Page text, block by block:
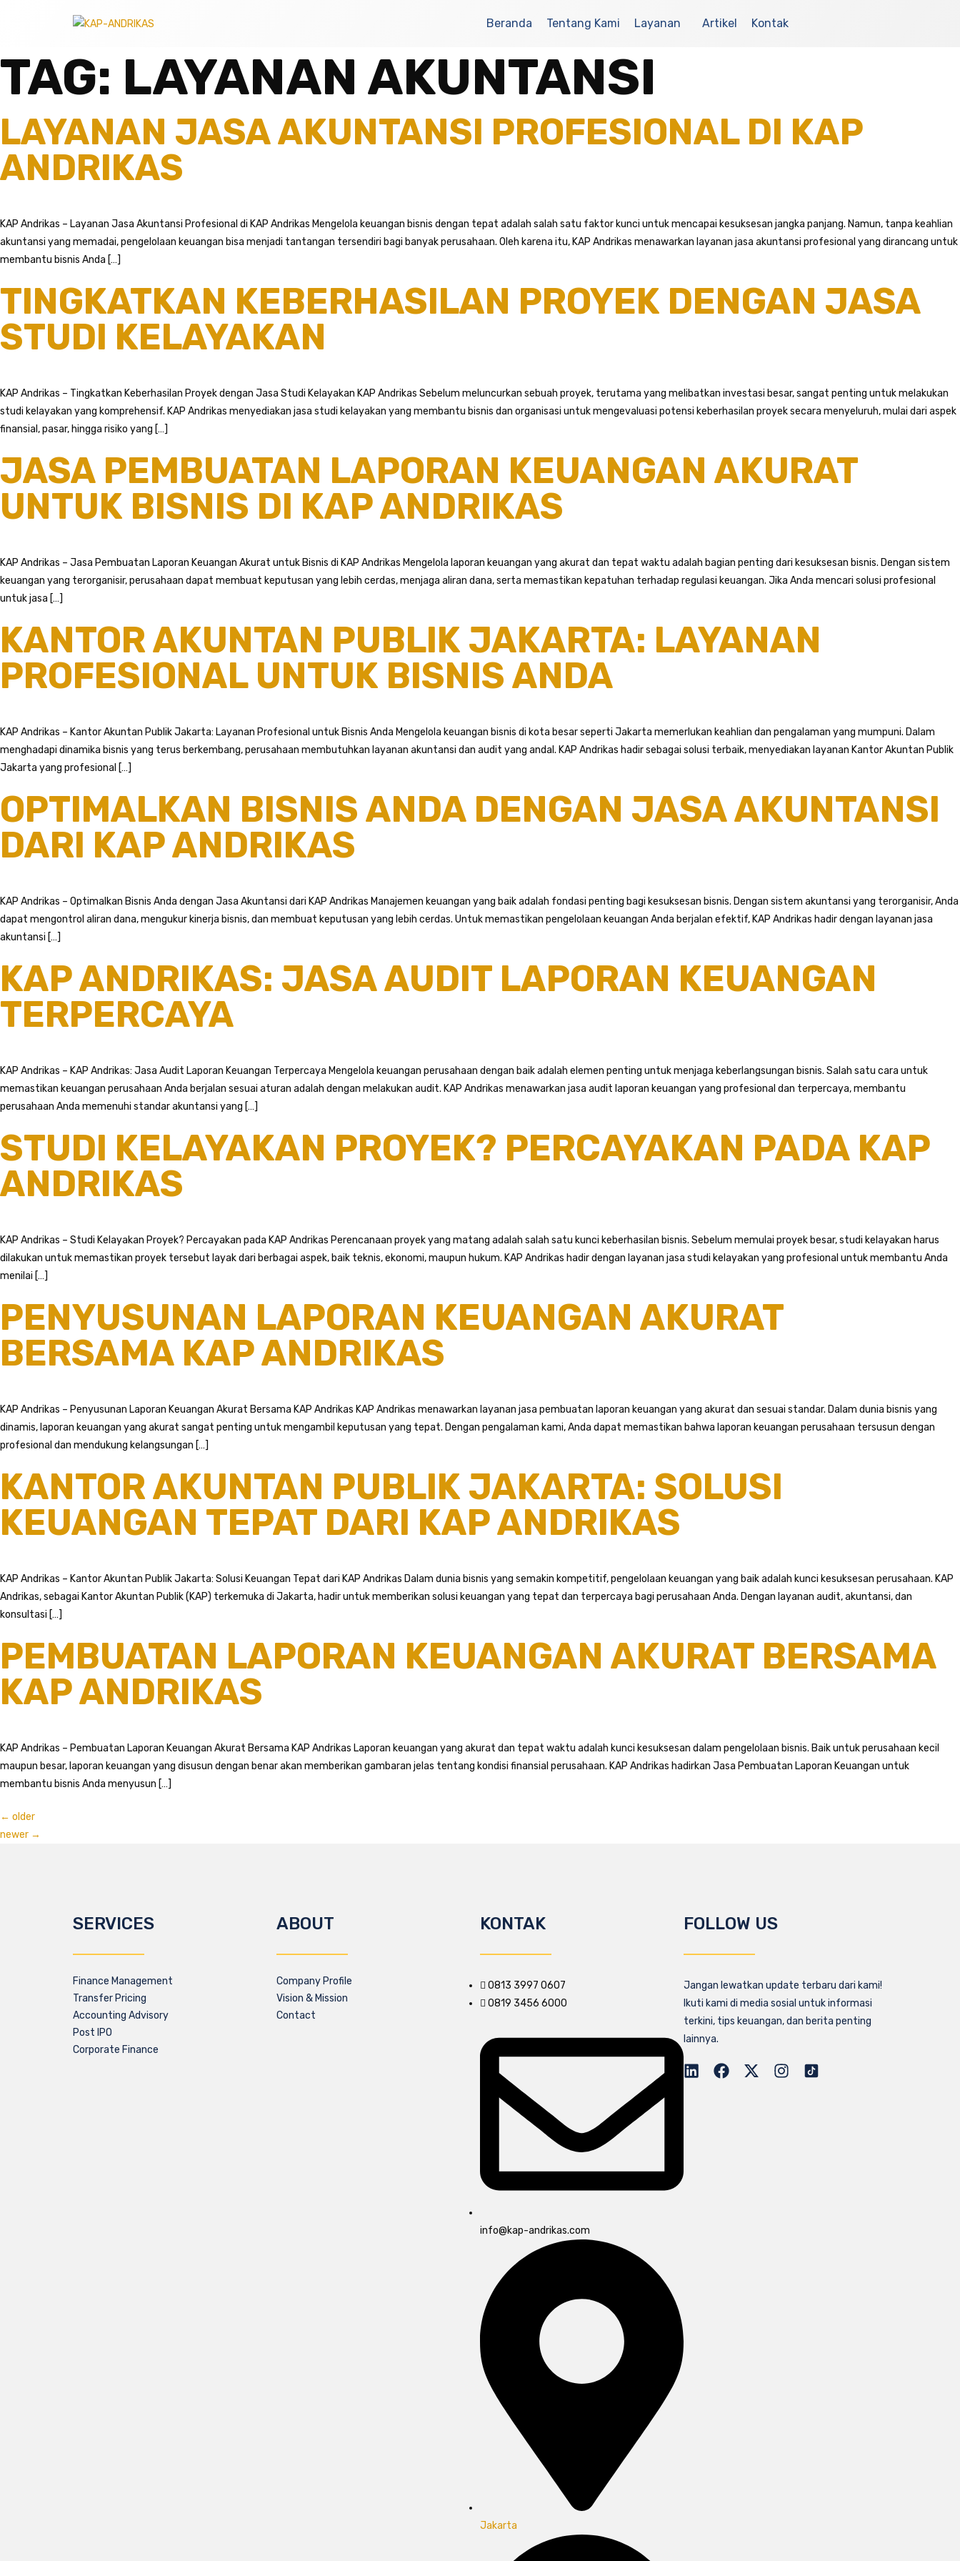
Beranda Tentang Kami Layanan Artikel Kontak
TAG: LAYANAN AKUNTANSI
LAYANAN JASA AKUNTANSI PROFESIONAL DI KAP
ANDRIKAS
KAP Andrikas – Layanan Jasa Akuntansi Profesional di KAP Andrikas Mengelola keuangan bisnis dengan tepat adalah salah satu faktor kunci untuk mencapai kesuksesan jangka panjang. Namun, tanpa keahlian
akuntansi yang memadai, pengelolaan keuangan bisa menjadi tantangan tersendiri bagi banyak perusahaan. Oleh karena itu, KAP Andrikas menawarkan layanan jasa akuntansi profesional yang dirancang untuk
membantu bisnis Anda […]
TINGKATKAN KEBERHASILAN PROYEK DENGAN JASA
STUDI KELAYAKAN
KAP Andrikas – Tingkatkan Keberhasilan Proyek dengan Jasa Studi Kelayakan KAP Andrikas Sebelum meluncurkan sebuah proyek, terutama yang melibatkan investasi besar, sangat penting untuk melakukan
studi kelayakan yang komprehensif. KAP Andrikas menyediakan jasa studi kelayakan yang membantu bisnis dan organisasi untuk mengevaluasi potensi keberhasilan proyek secara menyeluruh, mulai dari aspek
finansial, pasar, hingga risiko yang […]
JASA PEMBUATAN LAPORAN KEUANGAN AKURAT
UNTUK BISNIS DI KAP ANDRIKAS
KAP Andrikas – Jasa Pembuatan Laporan Keuangan Akurat untuk Bisnis di KAP Andrikas Mengelola laporan keuangan yang akurat dan tepat waktu adalah bagian penting dari kesuksesan bisnis. Dengan sistem
keuangan yang terorganisir, perusahaan dapat membuat keputusan yang lebih cerdas, menjaga aliran dana, serta memastikan kepatuhan terhadap regulasi keuangan. Jika Anda mencari solusi profesional
untuk jasa […]
KANTOR AKUNTAN PUBLIK JAKARTA: LAYANAN
PROFESIONAL UNTUK BISNIS ANDA
KAP Andrikas – Kantor Akuntan Publik Jakarta: Layanan Profesional untuk Bisnis Anda Mengelola keuangan bisnis di kota besar seperti Jakarta memerlukan keahlian dan pengalaman yang mumpuni. Dalam
menghadapi dinamika bisnis yang terus berkembang, perusahaan membutuhkan layanan akuntansi dan audit yang andal. KAP Andrikas hadir sebagai solusi terbaik, menyediakan layanan Kantor Akuntan Publik
Jakarta yang profesional […]
OPTIMALKAN BISNIS ANDA DENGAN JASA AKUNTANSI
DARI KAP ANDRIKAS
KAP Andrikas – Optimalkan Bisnis Anda dengan Jasa Akuntansi dari KAP Andrikas Manajemen keuangan yang baik adalah fondasi penting bagi kesuksesan bisnis. Dengan sistem akuntansi yang terorganisir, Anda
dapat mengontrol aliran dana, mengukur kinerja bisnis, dan membuat keputusan yang lebih cerdas. Untuk memastikan pengelolaan keuangan Anda berjalan efektif, KAP Andrikas hadir dengan layanan jasa
akuntansi […]
KAP ANDRIKAS: JASA AUDIT LAPORAN KEUANGAN
TERPERCAYA
KAP Andrikas – KAP Andrikas: Jasa Audit Laporan Keuangan Terpercaya Mengelola keuangan perusahaan dengan baik adalah elemen penting untuk menjaga keberlangsungan bisnis. Salah satu cara untuk
memastikan keuangan perusahaan Anda berjalan sesuai aturan adalah dengan melakukan audit. KAP Andrikas menawarkan jasa audit laporan keuangan yang profesional dan terpercaya, membantu
perusahaan Anda memenuhi standar akuntansi yang […]
STUDI KELAYAKAN PROYEK? PERCAYAKAN PADA KAP
ANDRIKAS
KAP Andrikas – Studi Kelayakan Proyek? Percayakan pada KAP Andrikas Perencanaan proyek yang matang adalah salah satu kunci keberhasilan bisnis. Sebelum memulai proyek besar, studi kelayakan harus
dilakukan untuk memastikan proyek tersebut layak dari berbagai aspek, baik teknis, ekonomi, maupun hukum. KAP Andrikas hadir dengan layanan jasa studi kelayakan yang profesional untuk membantu Anda
menilai […]
PENYUSUNAN LAPORAN KEUANGAN AKURAT
BERSAMA KAP ANDRIKAS
KAP Andrikas – Penyusunan Laporan Keuangan Akurat Bersama KAP Andrikas KAP Andrikas menawarkan layanan jasa pembuatan laporan keuangan yang akurat dan sesuai standar. Dalam dunia bisnis yang
dinamis, laporan keuangan yang akurat sangat penting untuk mengambil keputusan yang tepat. Dengan pengalaman kami, Anda dapat memastikan bahwa laporan keuangan perusahaan tersusun dengan
profesional dan mendukung kelangsungan […]
KANTOR AKUNTAN PUBLIK JAKARTA: SOLUSI
KEUANGAN TEPAT DARI KAP ANDRIKAS
KAP Andrikas – Kantor Akuntan Publik Jakarta: Solusi Keuangan Tepat dari KAP Andrikas Dalam dunia bisnis yang semakin kompetitif, pengelolaan keuangan yang baik adalah kunci kesuksesan perusahaan. KAP
Andrikas, sebagai Kantor Akuntan Publik (KAP) terkemuka di Jakarta, hadir untuk memberikan solusi keuangan yang tepat dan terpercaya bagi perusahaan Anda. Dengan layanan audit, akuntansi, dan
konsultasi […]
PEMBUATAN LAPORAN KEUANGAN AKURAT BERSAMA
KAP ANDRIKAS
KAP Andrikas – Pembuatan Laporan Keuangan Akurat Bersama KAP Andrikas Laporan keuangan yang akurat dan tepat waktu adalah kunci kesuksesan dalam pengelolaan bisnis. Baik untuk perusahaan kecil
maupun besar, laporan keuangan yang disusun dengan benar akan memberikan gambaran jelas tentang kondisi finansial perusahaan. KAP Andrikas hadirkan Jasa Pembuatan Laporan Keuangan untuk
membantu bisnis Anda menyusun […]
← older
newer →
SERVICES
Finance Management
Transfer Pricing
Accounting Advisory
Post IPO
Corporate Finance
ABOUT
Company Profile
Vision & Mission
Contact
KONTAK
0813 3997 0607
0819 3456 6000
info@kap-andrikas.com
Jakarta
FOLLOW US
Jangan lewatkan update terbaru dari kami!
Ikuti kami di media sosial untuk informasi
terkini, tips keuangan, dan berita penting
lainnya.